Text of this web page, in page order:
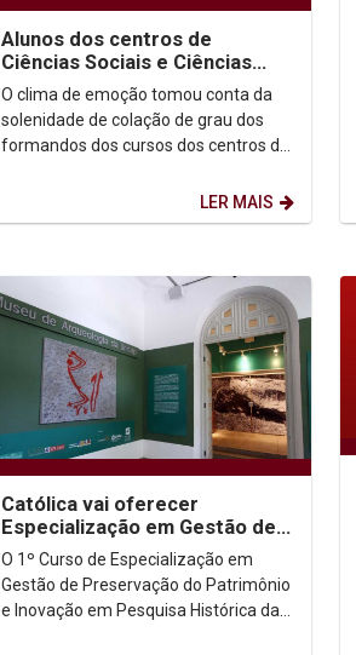
Alunos dos centros de
Ciências Sociais e Ciências
Biológicas e Saúde participam
da segunda noite...
O clima de emoção tomou conta da
solenidade de colação de grau dos
formandos dos cursos dos centros de
LER MAIS
Católica vai oferecer
Especialização em Gestão de
Preservação do Patrimônio
Histórico
O 1º Curso de Especialização em
Gestão de Preservação do Patrimônio
e Inovação em Pesquisa Histórica da